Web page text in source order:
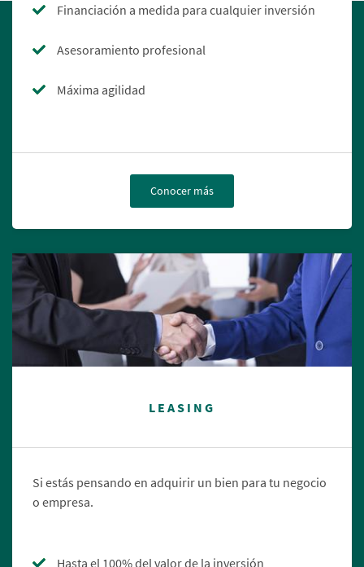
Financiación a medida para cualquier inversión
Asesoramiento profesional
Máxima agilidad
Conocer más
LEASING
Si estás pensando en adquirir un bien para tu negocio
o empresa.
Hasta el 100% del valor de la inversión